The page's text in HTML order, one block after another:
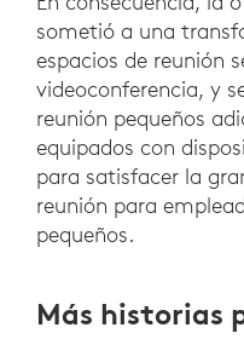
sometió a una
espacios de reunión
videoconferencia, y
reunión pequeños
equipados con
para satisfacer la
reunión para
pequeños.
Más historias